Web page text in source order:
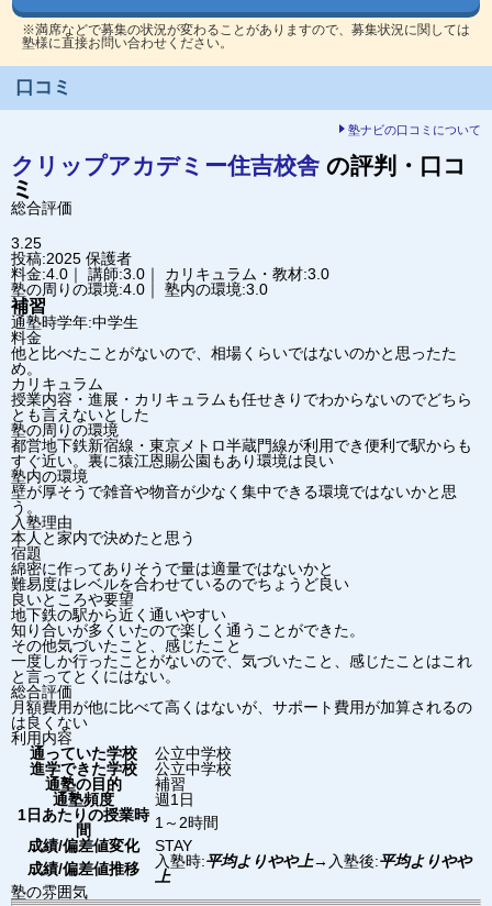
※満席などで募集の状況が変わることがありますので、募集状況に関しては
塾様に直接お問い合わせください。
口コミ
塾ナビの口コミについて
クリップアカデミー住吉校舎 の評判・口コ
ミ
総合評価
3.25
投稿:2025 保護者
料金:4.0｜ 講師:3.0｜ カリキュラム・教材:3.0
塾の周りの環境:4.0｜ 塾内の環境:3.0
補習
通塾時学年:中学生
料金
他と比べたことがないので、相場くらいではないのかと思ったた
め。
カリキュラム
授業内容・進展・カリキュラムも任せきりでわからないのでどちら
とも言えないとした
塾の周りの環境
都営地下鉄新宿線・東京メトロ半蔵門線が利用でき便利で駅からも
すぐ近い。裏に猿江恩賜公園もあり環境は良い
塾内の環境
壁が厚そうで雑音や物音が少なく集中できる環境ではないかと思
う。
入塾理由
本人と家内で決めたと思う
宿題
綿密に作ってありそうで量は適量ではないかと
難易度はレベルを合わせているのでちょうど良い
良いところや要望
地下鉄の駅から近く通いやすい
知り合いが多くいたので楽しく通うことができた。
その他気づいたこと、感じたこと
一度しか行ったことがないので、気づいたこと、感じたことはこれ
と言ってとくにはない。
総合評価
月額費用が他に比べて高くはないが、サポート費用が加算されるの
は良くない
利用内容
通っていた学校
公立中学校
進学できた学校
公立中学校
通塾の目的
補習
通塾頻度
週1日
1日あたりの授業時
間
1～2時間
成績/偏差値変化
STAY
成績/偏差値推移
入塾時:平均よりやや上→ 入塾後:平均よりやや
上
塾の雰囲気